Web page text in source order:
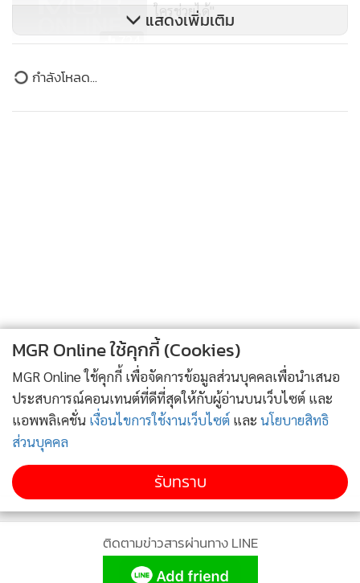
724
ใครช่วยได้"
แสดงเพิ่มเติม
กำลังโหลด...
ติดตามข่าวสารผ่านทาง LINE
MGR Online ใช้คุกกี้ (Cookies)
MGR Online ใช้คุกกี้ เพื่อจัดการข้อมูลส่วนบุคคลเพื่อนำเสนอ
ประสบการณ์คอนเทนต์ที่ดีที่สุดให้กับผู้อ่านบนเว็บไซต์ และ
แอพพลิเคชั่น เงื่อนไขการใช้งานเว็บไซต์ และ นโยบายสิทธิ
ส่วนบุคคล
รับทราบ